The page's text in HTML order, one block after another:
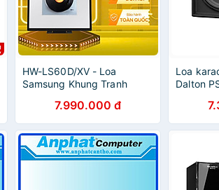
HW-LS60D/XV - Loa
Samsung Khung Tranh
- HÀNG CHÍNH HÃNG -
GIAO HCM
7.990.000 đ
Loa
Dalton
tấc ( 25
treble 10
CHÍNH
hành 12